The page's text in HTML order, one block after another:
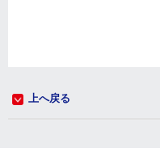
上へ戻る